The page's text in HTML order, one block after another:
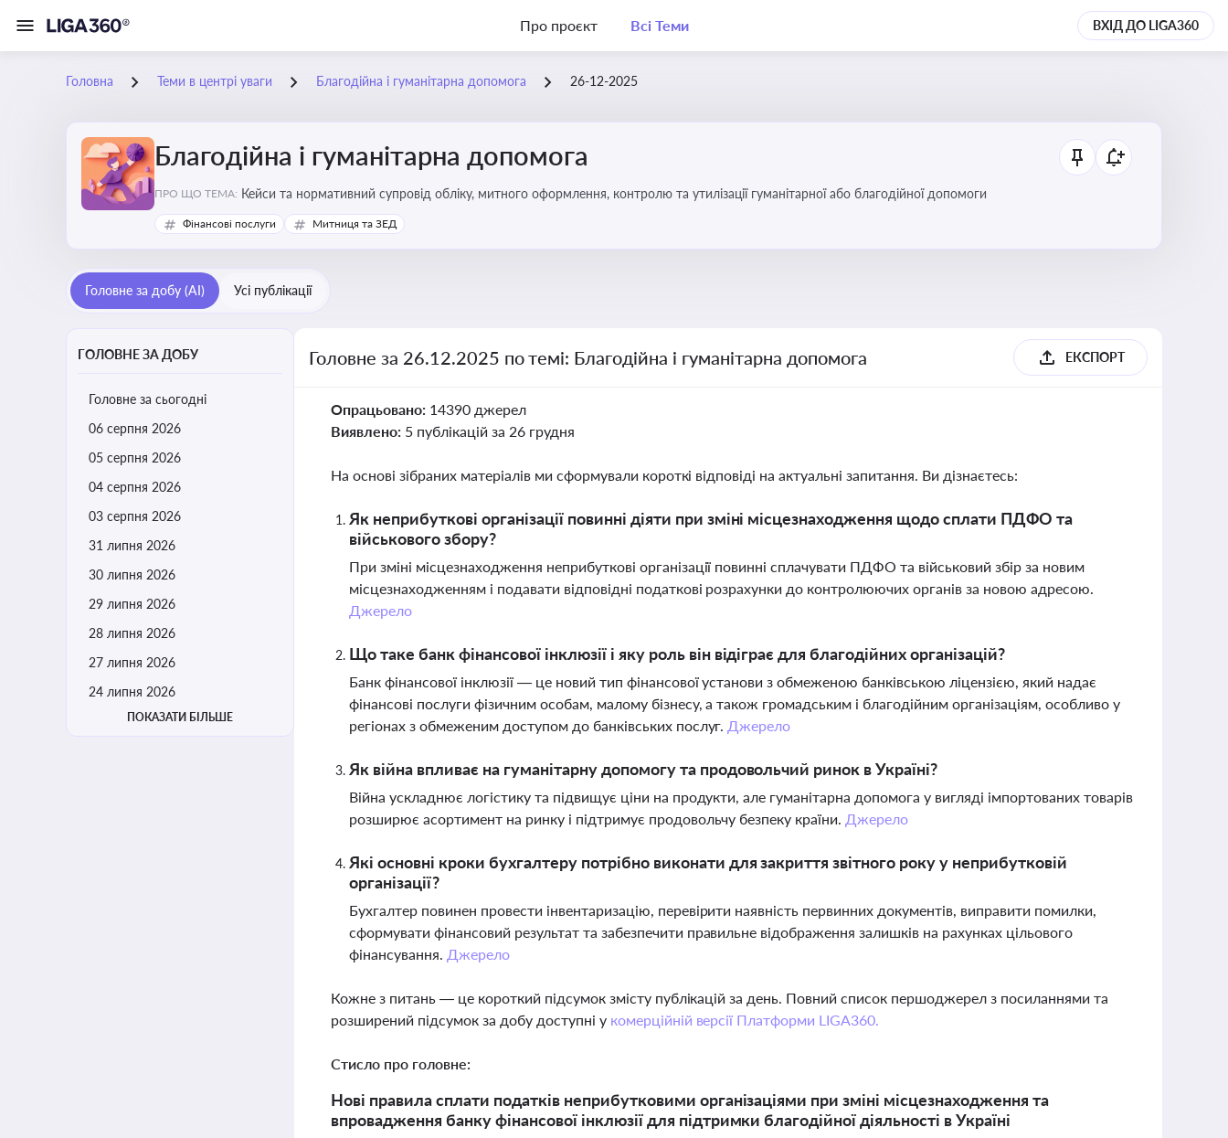
Про проєкт Всі Теми ВХІД ДО LIGA360
Головна Теми в центрі уваги Благодійна і гуманітарна допомога 26-12-2025
Благодійна і гуманітарна допомога
ПРО ЩО ТЕМА: Кейси та нормативний супровід обліку, митного оформлення, контролю та утилізації гуманітарної або благодійної допомоги
Фінансові послуги Митниця та ЗЕД
Головне за добу (AI) Усі публікації
ГОЛОВНЕ ЗА ДОБУ
Головне за сьогодні
06 серпня 2026
05 серпня 2026
04 серпня 2026
03 серпня 2026
31 липня 2026
30 липня 2026
29 липня 2026
28 липня 2026
27 липня 2026
24 липня 2026
ПОКАЗАТИ БІЛЬШЕ
Головне за 26.12.2025 по темі: Благодійна і гуманітарна допомога ЕКСПОРТ
Опрацьовано: 14390 джерел
Виявлено: 5 публікацій за 26 грудня
На основі зібраних матеріалів ми сформували короткі відповіді на актуальні запитання. Ви дізнаєтесь:
Як неприбуткові організації повинні діяти при зміні місцезнаходження щодо сплати ПДФО та
військового збору?
При зміні місцезнаходження неприбуткові організації повинні сплачувати ПДФО та військовий збір за новим
місцезнаходженням і подавати відповідні податкові розрахунки до контролюючих органів за новою адресою.
Джерело
Що таке банк фінансової інклюзії і яку роль він відіграє для благодійних організацій?
Банк фінансової інклюзії — це новий тип фінансової установи з обмеженою банківською ліцензією, який надає
фінансові послуги фізичним особам, малому бізнесу, а також громадським і благодійним організаціям, особливо у
регіонах з обмеженим доступом до банківських послуг. Джерело
Як війна впливає на гуманітарну допомогу та продовольчий ринок в Україні?
Війна ускладнює логістику та підвищує ціни на продукти, але гуманітарна допомога у вигляді імпортованих товарів
розширює асортимент на ринку і підтримує продовольчу безпеку країни. Джерело
Які основні кроки бухгалтеру потрібно виконати для закриття звітного року у неприбутковій
організації?
Бухгалтер повинен провести інвентаризацію, перевірити наявність первинних документів, виправити помилки,
сформувати фінансовий результат та забезпечити правильне відображення залишків на рахунках цільового
фінансування. Джерело
Кожне з питань — це короткий підсумок змісту публікацій за день. Повний список першоджерел з посиланнями та
розширений підсумок за добу доступні у комерційній версії Платформи LIGA360.
Стисло про головне:
Нові правила сплати податків неприбутковими організаціями при зміні місцезнаходження та
впровадження банку фінансової інклюзії для підтримки благодійної діяльності в Україні